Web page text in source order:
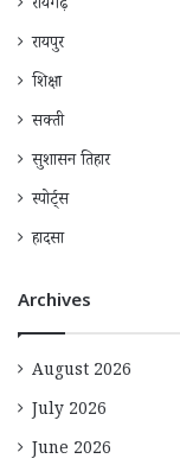
रायगढ़
रायपुर
शिक्षा
सक्ती
सुशासन तिहार
स्पोर्ट्स
हादसा
Archives
August 2026
July 2026
June 2026